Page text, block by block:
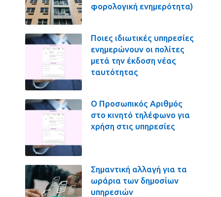
φορολογική ενημερότητα)
Ποιες ιδιωτικές υπηρεσίες
ενημερώνουν οι πολίτες
μετά την έκδοση νέας
ταυτότητας
Ο Προσωπικός Αριθμός
στο κινητό τηλέφωνο για
χρήση στις υπηρεσίες
Σημαντική αλλαγή για τα
ωράρια των δημοσίων
υπηρεσιών